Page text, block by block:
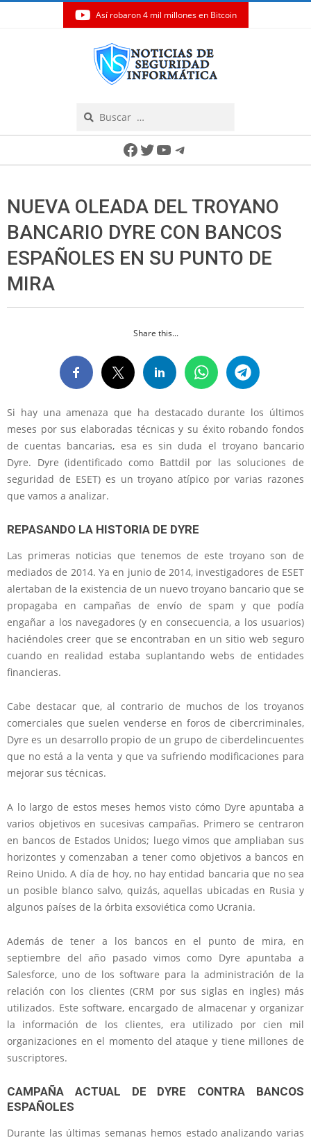
Así robaron 4 mil millones en Bitcoin
Facebook
Twitter
YouTube
Telegram
NUEVA OLEADA DEL TROYANO
BANCARIO DYRE CON BANCOS
ESPAÑOLES EN SU PUNTO DE
MIRA
Share this...
Si hay una amenaza que ha destacado durante los últimos
meses por sus elaboradas técnicas y su éxito robando fondos
de cuentas bancarias, esa es sin duda el troyano bancario
Dyre. Dyre (identificado como Battdil por las soluciones de
seguridad de ESET) es un troyano atípico por varias razones
que vamos a analizar.
REPASANDO LA HISTORIA DE DYRE
Las primeras noticias que tenemos de este troyano son de
mediados de 2014. Ya en junio de 2014, investigadores de ESET
alertaban de la existencia de un nuevo troyano bancario que se
propagaba en campañas de envío de spam y que podía
engañar a los navegadores (y en consecuencia, a los usuarios)
haciéndoles creer que se encontraban en un sitio web seguro
cuando en realidad estaba suplantando webs de entidades
financieras.
Cabe destacar que, al contrario de muchos de los troyanos
comerciales que suelen venderse en foros de cibercriminales,
Dyre es un desarrollo propio de un grupo de ciberdelincuentes
que no está a la venta y que va sufriendo modificaciones para
mejorar sus técnicas.
A lo largo de estos meses hemos visto cómo Dyre apuntaba a
varios objetivos en sucesivas campañas. Primero se centraron
en bancos de Estados Unidos; luego vimos que ampliaban sus
horizontes y comenzaban a tener como objetivos a bancos en
Reino Unido. A día de hoy, no hay entidad bancaria que no sea
un posible blanco salvo, quizás, aquellas ubicadas en Rusia y
algunos países de la órbita exsoviética como Ucrania.
Además de tener a los bancos en el punto de mira, en
septiembre del año pasado vimos como Dyre apuntaba a
Salesforce, uno de los software para la administración de la
relación con los clientes (CRM por sus siglas en ingles) más
utilizados. Este software, encargado de almacenar y organizar
la información de los clientes, era utilizado por cien mil
organizaciones en el momento del ataque y tiene millones de
suscriptores.
CAMPAÑA ACTUAL DE DYRE CONTRA BANCOS
ESPAÑOLES
Durante las últimas semanas hemos estado analizando varias